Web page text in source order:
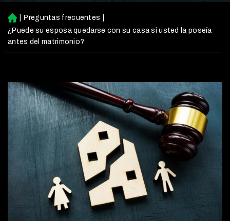
Ini
ci
o
Preguntas frecuentes
¿Puede su esposa quedarse con su casa si usted la poseía
antes del matrimonio?